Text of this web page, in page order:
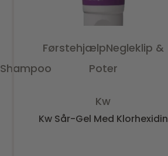
Shampoo
FørstehjælpNegleklip &
Poter
Kw
Kw Sår-Gel Med Klorhexidin